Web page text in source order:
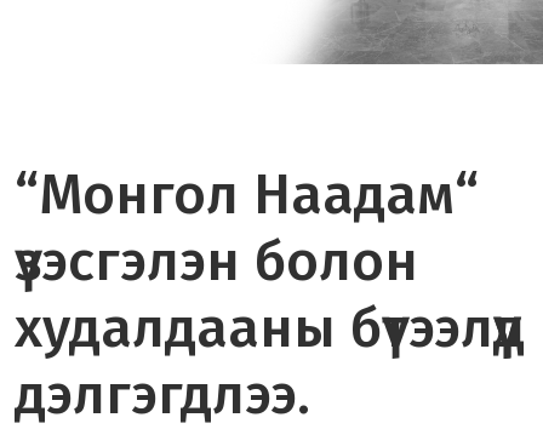
“Монгол Наадам“
үзэсгэлэн болон
худалдааны бүтээлүүд
дэлгэгдлээ.